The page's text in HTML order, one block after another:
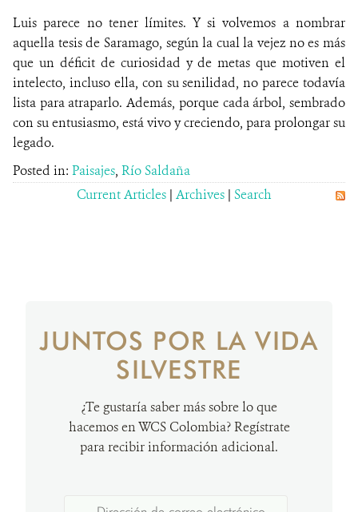
Luis parece no tener límites. Y si volvemos a nombrar
aquella tesis de Saramago, según la cual la vejez no es más
que un déficit de curiosidad y de metas que motiven el
intelecto, incluso ella, con su senilidad, no parece todavía
lista para atraparlo. Además, porque cada árbol, sembrado
con su entusiasmo, está vivo y creciendo, para prolongar su
legado.
Posted in: Paisajes, Río Saldaña
Current Articles | Archives | Search
JUNTOS POR LA VIDA
SILVESTRE
¿Te gustaría saber más sobre lo que
hacemos en WCS Colombia? Regístrate
para recibir información adicional.